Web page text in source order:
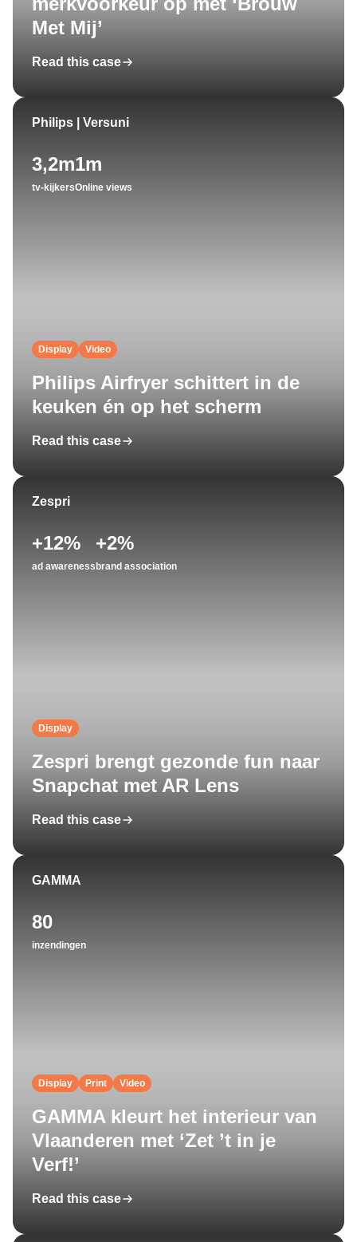
Met Mij’
Read this case
Philips | Versuni
3,2m
tv-kijkers
1m
Online views
Display Video
Philips Airfryer schittert in de
keuken én op het scherm
Read this case
Zespri
+12%
ad awareness
+2%
brand association
Display
Zespri brengt gezonde fun naar
Snapchat met AR Lens
Read this case
GAMMA
80
inzendingen
Display Print Video
GAMMA kleurt het interieur van
Vlaanderen met ‘Zet ’t in je
Verf!’
Read this case